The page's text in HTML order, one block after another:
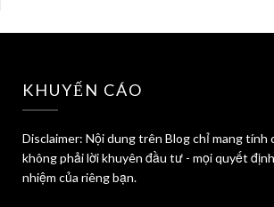
KHUYẾN CÁO
Disclaimer: Nội dung trên Blog chỉ mang tính
không phải lời khuyên đầu tư - mọi quyết
nhiệm của riêng bạn.